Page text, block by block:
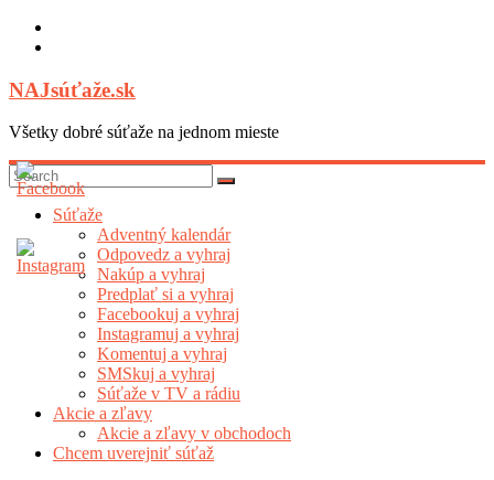
Skip
NAJsúťaže.sk
Všetky dobré súťaže na jednom mieste
Súťaže
Adventný kalendár
Odpovedz a vyhraj
Nakúp a vyhraj
Predplať si a vyhraj
Facebookuj a vyhraj
Instagramuj a vyhraj
Komentuj a vyhraj
SMSkuj a vyhraj
Súťaže v TV a rádiu
Akcie a zľavy
Akcie a zľavy v obchodoch
Chcem uverejniť súťaž